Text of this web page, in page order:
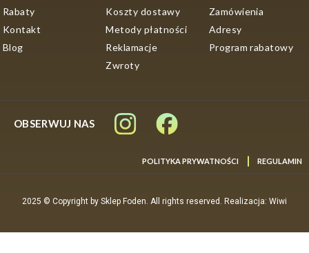
Rabaty
Kontakt
Blog
Koszty dostawy
Metody płatności
Reklamacje
Zwroty
Zamówienia
Adresy
Program rabatowy
OBSERWUJ NAS
POLITYKA PRYWATNOŚCI REGULAMIN
2025 © Copyright by Sklep Foden. All rights reserved. Realizacja: Wiwi